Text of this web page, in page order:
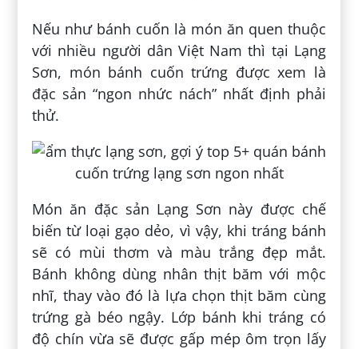
Nếu như bánh cuốn là món ăn quen thuộc
với nhiều người dân Việt Nam thì tại Lạng
Sơn, món bánh cuốn trứng được xem là
đặc sản “ngon nhức nách” nhất định phải
thử.
Món ăn đặc sản Lạng Sơn này được chế
biến từ loại gạo dẻo, vì vậy, khi tráng bánh
sẽ có mùi thơm và màu trắng đẹp mắt.
Bánh không dùng nhân thịt băm với mộc
nhĩ, thay vào đó là lựa chọn thịt băm cùng
trứng gà béo ngậy. Lớp bánh khi tráng có
độ chín vừa sẽ được gấp mép ôm trọn lấy